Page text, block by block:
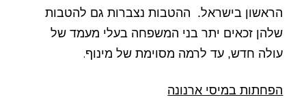
הראשון בישראל. ההטבות נצברות גם להטבות
שלהן זכאים יתר בני המשפחה בעלי מעמד של
עולה חדש, עד לרמה מסוימת של מינוף.
הפחתות במיסי ארנונה